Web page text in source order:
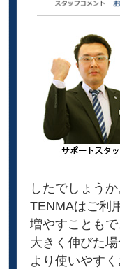
したでしょうか
TENMAはご利
増やすことも
大きく伸びた場
より使いやす